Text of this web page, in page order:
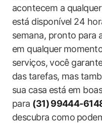
acontecem a
está disponível 24
semana, pronto para
‍em qualquer⁣
serviços, ⁣você
das‍ tarefas, mas
sua casa ⁢está em
para (31)⁣ 99444-
descubra como⁢